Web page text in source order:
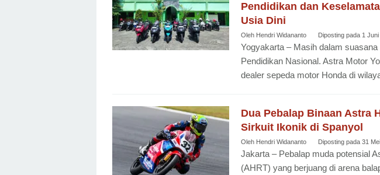
Pendidikan dan
Usia Dini
Oleh Hendri Widananto Diposting pada 1
Yogyakarta – Masih dalam
Pendidikan Nasional. Astra Motor
dealer sepeda motor Honda di
Dua Pebalap Binaan Astra
Sirkuit Ikonik di Spanyol
Oleh Hendri Widananto Diposting pada 31
Jakarta – Pebalap muda potensial
(AHRT) yang berjuang di arena